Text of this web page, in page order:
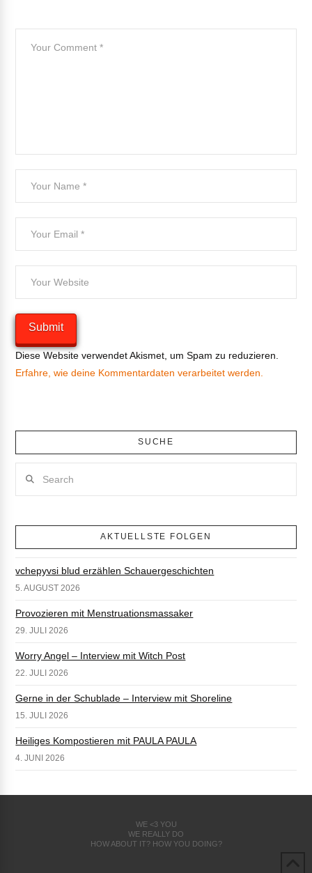
Diese Website verwendet Akismet, um Spam zu reduzieren.
Erfahre, wie deine Kommentardaten verarbeitet werden.
SUCHE
AKTUELLSTE FOLGEN
vchepyvsi blud erzählen Schauergeschichten
5. AUGUST 2026
Provozieren mit Menstruationsmassaker
29. JULI 2026
Worry Angel – Interview mit Witch Post
22. JULI 2026
Gerne in der Schublade – Interview mit Shoreline
15. JULI 2026
Heiliges Kompostieren mit PAULA PAULA
4. JUNI 2026
WE <3 YOU
WE REALLY DO
HOW ABOUT IT? HOW YOU DOING?